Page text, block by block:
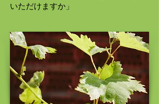
いただけますか」